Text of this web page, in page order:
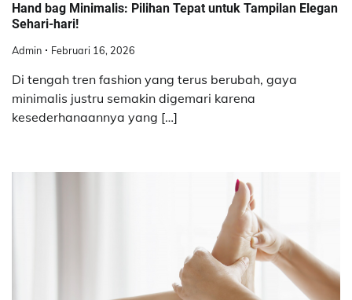
Hand bag Minimalis: Pilihan Tepat untuk Tampilan Elegan
Sehari-hari!
Admin Februari 16, 2026
Di tengah tren fashion yang terus berubah, gaya
minimalis justru semakin digemari karena
kesederhanaannya yang […]